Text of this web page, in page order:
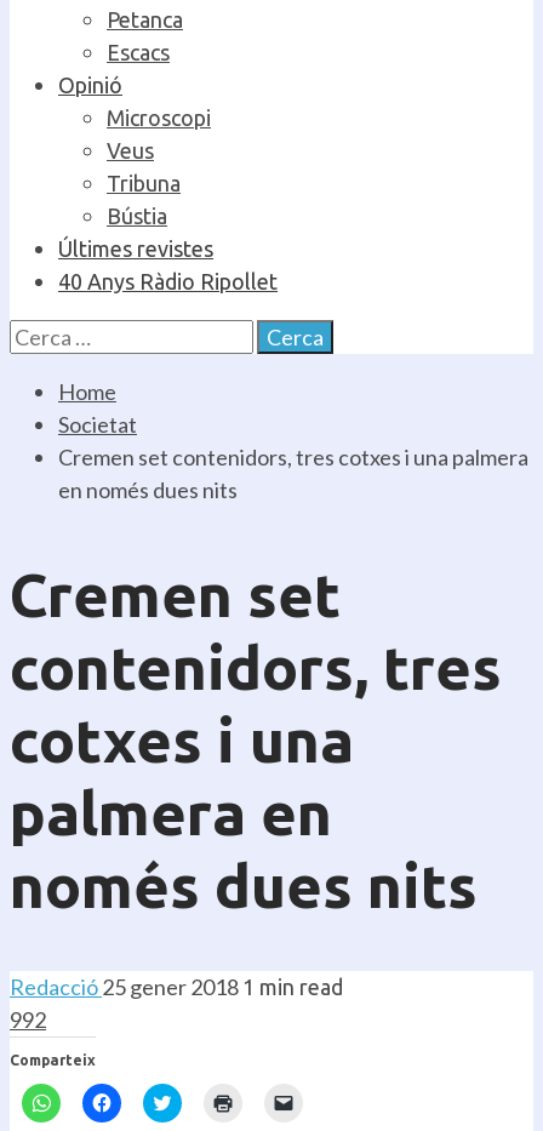
Petanca
Escacs
Opinió
Microscopi
Veus
Tribuna
Bústia
Últimes revistes
40 Anys Ràdio Ripollet
Cerca:
Home
Societat
Cremen set contenidors, tres cotxes i una palmera
en només dues nits
Cremen set
contenidors, tres
cotxes i una
palmera en
només dues nits
Redacció25 gener 2018 1 min read
992
Comparteix
Feu
clic
Feu
clic
Feu
clic